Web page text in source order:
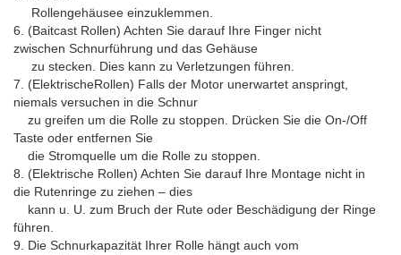
Rollengehäusee einzuklemmen.
6. (Baitcast Rollen) Achten Sie darauf Ihre Finger nicht
zwischen Schnurführung und das Gehäuse
zu stecken. Dies kann zu Verletzungen führen.
7. (ElektrischeRollen) Falls der Motor unerwartet anspringt,
niemals versuchen in die Schnur
zu greifen um die Rolle zu stoppen. Drücken Sie die On-/Off
Taste oder entfernen Sie
die Stromquelle um die Rolle zu stoppen.
8. (Elektrische Rollen) Achten Sie darauf Ihre Montage nicht in
die Rutenringe zu ziehen – dies
kann u. U. zum Bruch der Rute oder Beschädigung der Ringe
führen.
9. Die Schnurkapazität Ihrer Rolle hängt auch vom